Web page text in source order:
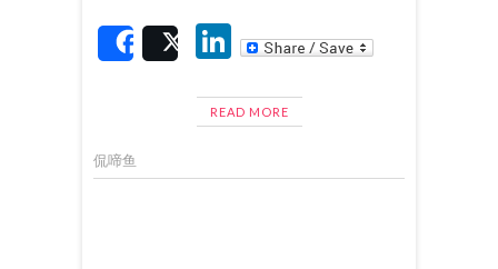
SharePost Li
ke
n
READ MORE
侃啼鱼